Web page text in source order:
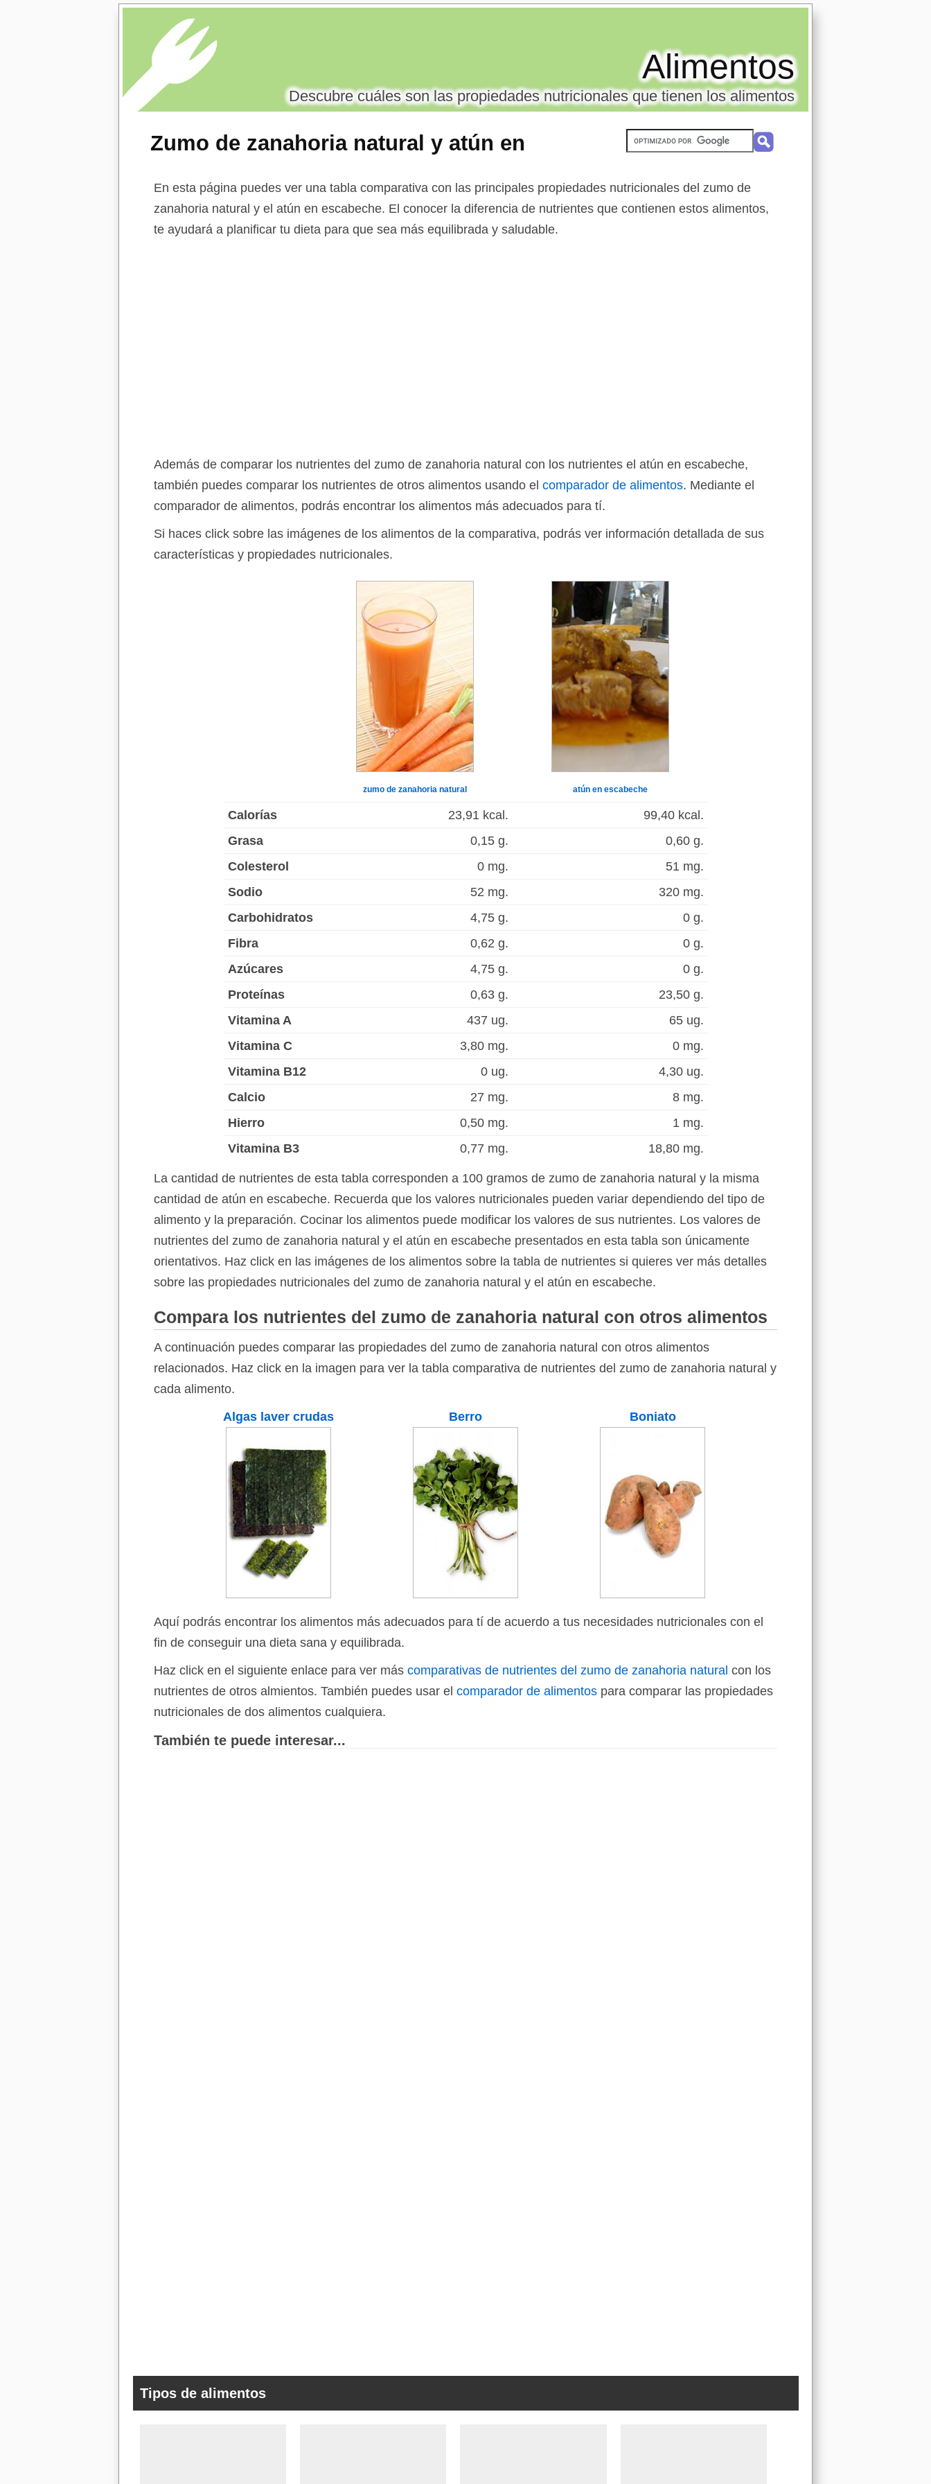
Zumo de zanahoria natural y atún en
escabeche
Alimentos
Descubre cuáles son las propiedades nutricionales que tienen los alimentos
En esta página puedes ver una tabla comparativa con las principales propiedades nutricionales del zumo de
zanahoria natural y el atún en escabeche. El conocer la diferencia de nutrientes que contienen estos alimentos,
te ayudará a planificar tu dieta para que sea más equilibrada y saludable.
Además de comparar los nutrientes del zumo de zanahoria natural con los nutrientes el atún en escabeche,
también puedes comparar los nutrientes de otros alimentos usando el comparador de alimentos. Mediante el
comparador de alimentos, podrás encontrar los alimentos más adecuados para tí.
Si haces click sobre las imágenes de los alimentos de la comparativa, podrás ver información detallada de sus
características y propiedades nutricionales.
zumo de zanahoria natural atún en escabeche
Calorías 23,91 kcal.
99,40 kcal.
Grasa
0,15 g.
0,60 g.
Colesterol
0 mg.
51 mg.
Sodio
52 mg.
320 mg.
Carbohidratos
4,75 g.
0 g.
Fibra
0,62 g.
0 g.
Azúcares
4,75 g.
0 g.
Proteínas
0,63 g.
23,50 g.
Vitamina A
437 ug.
65 ug.
Vitamina C
3,80 mg.
0 mg.
Vitamina B12
0 ug.
4,30 ug.
Calcio
27 mg.
8 mg.
Hierro
0,50 mg.
1 mg.
Vitamina B3
0,77 mg. 18,80 mg.
La cantidad de nutrientes de esta tabla corresponden a 100 gramos de zumo de zanahoria natural y la misma
cantidad de atún en escabeche. Recuerda que los valores nutricionales pueden variar dependiendo del tipo de
alimento y la preparación. Cocinar los alimentos puede modificar los valores de sus nutrientes. Los valores de
nutrientes del zumo de zanahoria natural y el atún en escabeche presentados en esta tabla son únicamente
orientativos. Haz click en las imágenes de los alimentos sobre la tabla de nutrientes si quieres ver más detalles
sobre las propiedades nutricionales del zumo de zanahoria natural y el atún en escabeche.
Compara los nutrientes del zumo de zanahoria natural con otros alimentos
A continuación puedes comparar las propiedades del zumo de zanahoria natural con otros alimentos
relacionados. Haz click en la imagen para ver la tabla comparativa de nutrientes del zumo de zanahoria natural y
cada alimento.
Algas laver crudas
Berro Boniato
Aquí podrás encontrar los alimentos más adecuados para tí de acuerdo a tus necesidades nutricionales con el
fin de conseguir una dieta sana y equilibrada.
Haz click en el siguiente enlace para ver más comparativas de nutrientes del zumo de zanahoria natural con los
nutrientes de otros almientos. También puedes usar el comparador de alimentos para comparar las propiedades
nutricionales de dos alimentos cualquiera.
También te puede interesar...
Tipos de alimentos